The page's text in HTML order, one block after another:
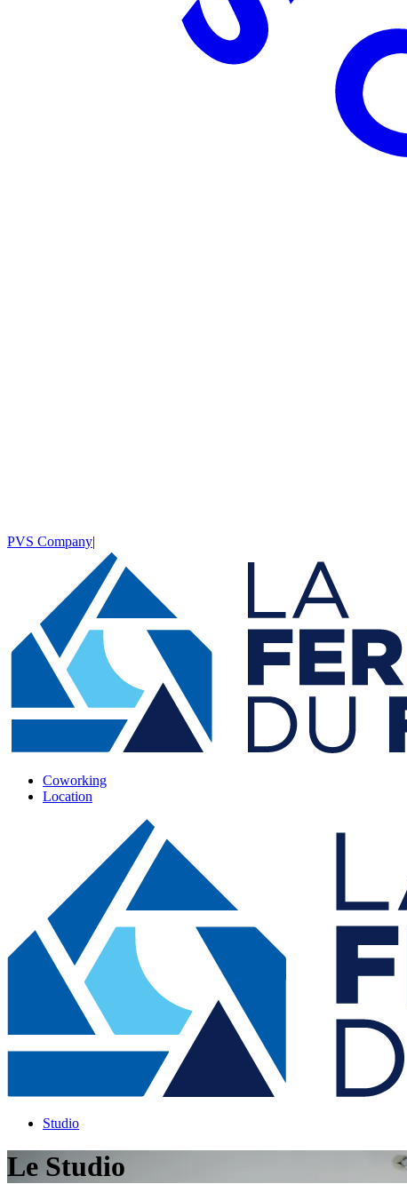
PVS Company|
Coworking
Location
Studio
Le Studio